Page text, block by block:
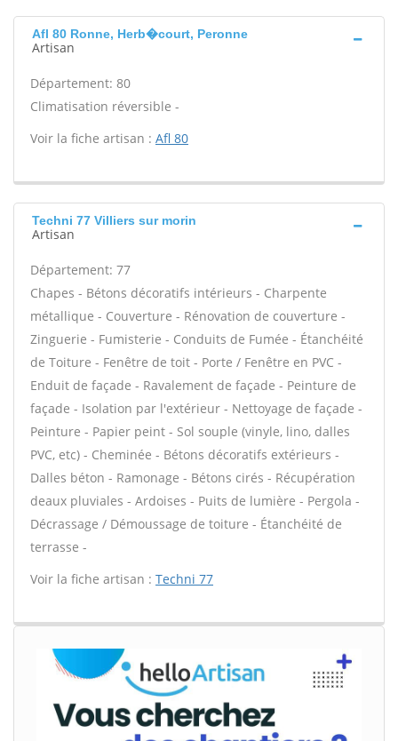
Afl 80 Ronne, Herb�court, Peronne
Artisan
Département: 80
Climatisation réversible -
Voir la fiche artisan : Afl 80
Techni 77 Villiers sur morin
Artisan
Département: 77
Chapes - Bétons décoratifs intérieurs - Charpente
métallique - Couverture - Rénovation de couverture -
Zinguerie - Fumisterie - Conduits de Fumée - Étanchéité
de Toiture - Fenêtre de toit - Porte / Fenêtre en PVC -
Enduit de façade - Ravalement de façade - Peinture de
façade - Isolation par l'extérieur - Nettoyage de façade -
Peinture - Papier peint - Sol souple (vinyle, lino, dalles
PVC, etc) - Cheminée - Bétons décoratifs extérieurs -
Dalles béton - Ramonage - Bétons cirés - Récupération
deaux pluviales - Ardoises - Puits de lumière - Pergola -
Décrassage / Démoussage de toiture - Étanchéité de
terrasse -
Voir la fiche artisan : Techni 77